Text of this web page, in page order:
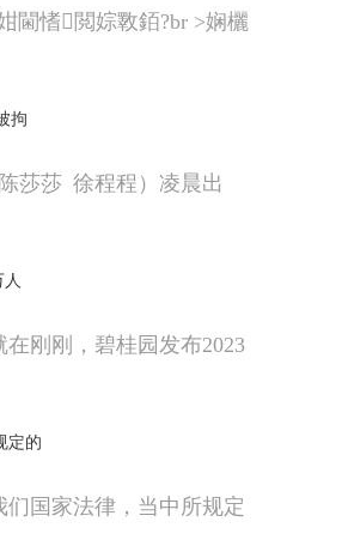
閫愭閲婃斁銆?br >娴欐
拘
莎莎 徐程程）凌晨出
刚刚，碧桂园发布2023
定的
国家法律，当中所规定